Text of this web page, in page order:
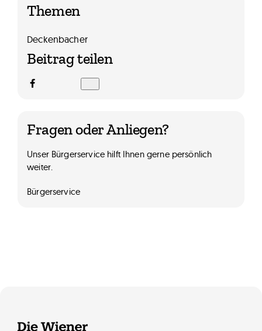
Themen
Deckenbacher
Beitrag teilen
Fragen oder Anliegen?
Unser Bürgerservice hilft Ihnen gerne persönlich
weiter.
Bürgerservice